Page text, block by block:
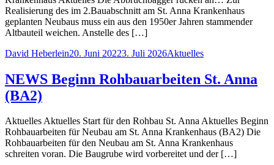
Realisierung des im 2.Bauabschnitt am St. Anna Krankenhaus
geplanten Neubaus muss ein aus den 1950er Jahren stammender
Altbauteil weichen. Anstelle des […]
Posted
David Heberlein20. Juni 20223. Juli 2026Posted
Aktuelles
NEWS Beginn Rohbauarbeiten St. Anna
(BA2)
Aktuelles Aktuelles Start für den Rohbau St. Anna Aktuelles Beginn
Rohbauarbeiten für Neubau am St. Anna Krankenhaus (BA2) Die
Rohbauarbeiten für den Neubau am St. Anna Krankenhaus
schreiten voran. Die Baugrube wird vorbereitet und der […]